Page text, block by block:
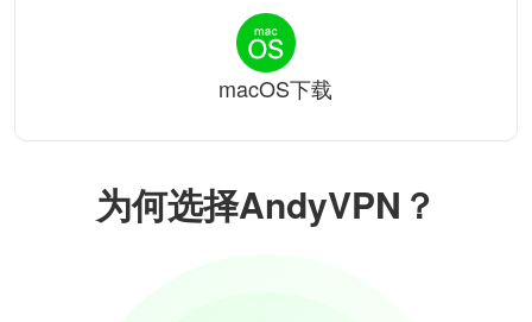
为何选择AndyVPN？
macOS下载